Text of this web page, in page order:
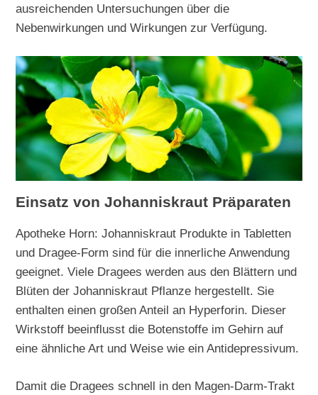
ausreichenden Untersuchungen über die
Nebenwirkungen und Wirkungen zur Verfügung.
Einsatz von Johanniskraut Präparaten
Apotheke Horn: Johanniskraut Produkte in Tabletten
und Dragee-Form sind für die innerliche Anwendung
geeignet. Viele Dragees werden aus den Blättern und
Blüten der Johanniskraut Pflanze hergestellt. Sie
enthalten einen großen Anteil an Hyperforin. Dieser
Wirkstoff beeinflusst die Botenstoffe im Gehirn auf
eine ähnliche Art und Weise wie ein Antidepressivum.
Damit die Dragees schnell in den Magen-Darm-Trakt